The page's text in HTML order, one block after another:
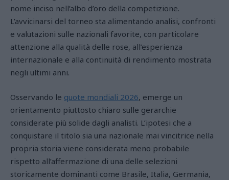
nome inciso nell’albo d’oro della competizione.
L’avvicinarsi del torneo sta alimentando analisi, confronti
e valutazioni sulle nazionali favorite, con particolare
attenzione alla qualità delle rose, all’esperienza
internazionale e alla continuità di rendimento mostrata
negli ultimi anni.
Osservando le quote mondiali 2026, emerge un
orientamento piuttosto chiaro sulle gerarchie
considerate più solide dagli analisti. L’ipotesi che a
conquistare il titolo sia una nazionale mai vincitrice nella
propria storia viene considerata meno probabile
rispetto all’affermazione di una delle selezioni
storicamente dominanti come Brasile, Italia, Germania,